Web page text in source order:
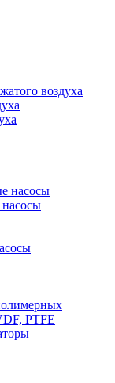
воздуха
насосы
PTFE